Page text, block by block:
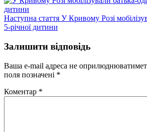
Наступна стаття Наступний
У Кривому Розі
5-річної дитини
Залишити відповідь
Ваша e-mail адреса не
поля позначені *
Коментар *